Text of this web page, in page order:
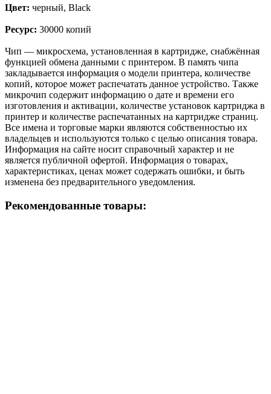
Цвет: черный, Black
Ресурс: 30000 копий
Чип — микросхема, установленная в картридже, снабжённая
функцией обмена данными с принтером. В память чипа
закладывается информация о модели принтера, количестве
копий, которое может распечатать данное устройство. Также
микрочип содержит информацию о дате и времени его
изготовления и активации, количестве установок картриджа в
принтер и количестве распечатанных на картридже страниц.
Все имена и торговые марки являются собственностью их
владельцев и используются только с целью описания товара.
Информация на сайте носит справочный характер и не
является публичной офертой. Информация о товарах,
характеристиках, ценах может содержать ошибки, и быть
изменена без предварительного уведомления.
Рекомендованные товары: